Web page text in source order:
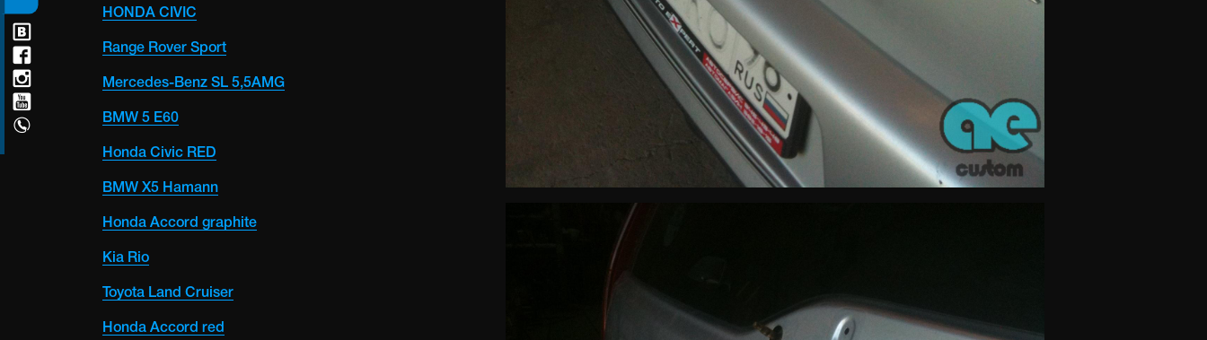
HONDA CIVIC
Range Rover Sport
Mercedes-Benz SL 5,5AMG
BMW 5 E60
Honda Civic RED
BMW X5 Hamann
Honda Accord graphite
Kia Rio
Toyota Land Cruiser
Honda Accord red